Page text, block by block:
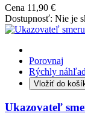
Cena 11,90 €
Dostupnosť: Nie je
Porovnaj
Rýchly náhľad
Vložiť do
Ukazovateľ